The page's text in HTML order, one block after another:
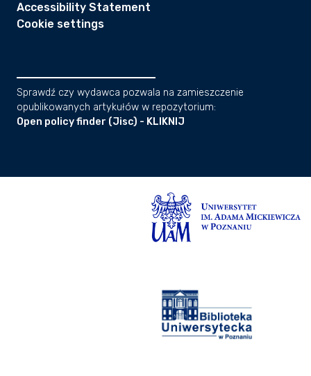
Accessibility Statement
Cookie settings
Sprawdź czy wydawca pozwala na zamieszczenie
opublikowanych artykułów w repozytorium:
Open policy finder (Jisc) - KLIKNIJ